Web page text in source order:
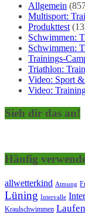
Allgemein
Multisport:
Produkttest
Schwimmen:
Schwimmen:
Trainings-
Triathlon:
Video: Sport
Video:
Sieh dir das an!
Häufig
allwetterkind Atmung
Lüning Intervalle
Kraulschwimmen Laufen